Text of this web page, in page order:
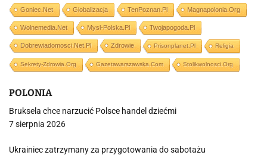
Goniec.net Globalizacja TenPoznan.pl Magnapolonia.org
Wolnemedia.net Mysl-Polska.pl Twojapogoda.pl
Dobrewiadomosci.net.pl Zdrowie Prisonplanet.pl Religia
Sekrety-Zdrowia.org Gazetawarszawska.com Stolikwolnosci.org
POLONIA
Bruksela chce narzucić Polsce handel dziećmi
7 sierpnia 2026
Ukrainiec zatrzymany za przygotowania do sabotażu